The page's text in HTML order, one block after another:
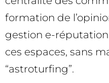
formation de
gestion e-
ces espaces, sans
“astroturfing”.